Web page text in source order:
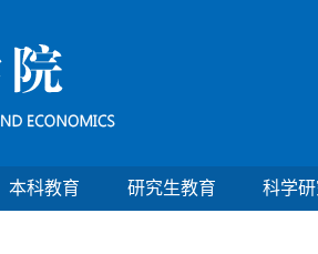
本科教育 研究生教育 科学